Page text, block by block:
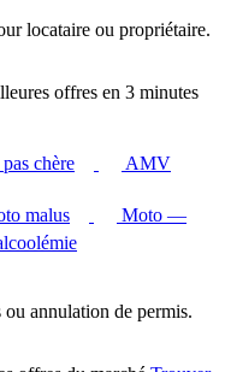
locataire ou propriétaire.
offres en 3 minutes
chère
AMV
malus
Moto —
annulation de permis.